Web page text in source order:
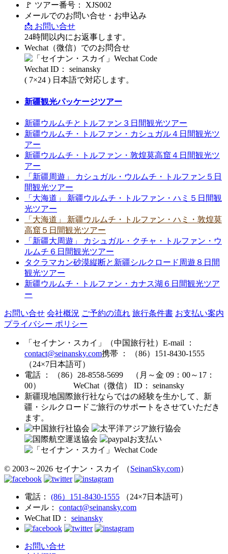
🚩 ツアー番号： XJS002
メールでのお問い合せ・お申込み
📩 お問い合せ
24時間以内にお返事します。
Wechat（微信）でのお問合せ
Wechat ID： seinansky
( 7×24 ) 日本語で対応します。
新疆観光パッケージツアー
新疆ウルムチとトルファン３日間観光ツアー
新疆ウルムチ・トルファン・カシュガル４日間観光ツ
アー
新疆ウルムチ・トルファン・敦煌莫高窟４日間観光ツ
アー
「新疆周遊」 カシュガル・ウルムチ・トルファン５日
間観光ツアー
「大海道」 新疆ウルムチ・トルファン・ハミ５日間観
光ツアー
「大海道」 新疆ウルムチ・トルファン・ハミ・敦煌莫
高窟５日間観光ツアー
「新疆大周遊」 カシュガル・クチャ・トルファン・ウ
ルムチ６日間観光ツアー
タクラマカン砂漠縦断と新疆シルクロード周遊８日間
観光ツアー
新疆ウルムチ・トルファン・カナス湖６日間観光ツア
ー
お問い合せ 会社概況 ご予約の流れ 旅行条件書 お支払い案内
プライバシー ポリシー
「セイナン・スカイ」（中国旅行社） E-mail ：
contact@seinansky.com携帯 ： （86）151-8430-1555
（24×7日本語可）
電話 ： （86）28-8558-5699 （月～金 09：00～17：
00） WeChat（微信） ID： seinansky
新疆現地国際旅行社ならではの経験を生かして、新
疆・シルクロードご旅行のサポートをさせていただき
ます。
© 2003～2026 セイナン・スカイ （SeinanSky.com）
電話： (86）151-8430-1555
（24×7日本語可）
メール： contact@seinansky.com
WeChat ID： seinansky
お問い合せ